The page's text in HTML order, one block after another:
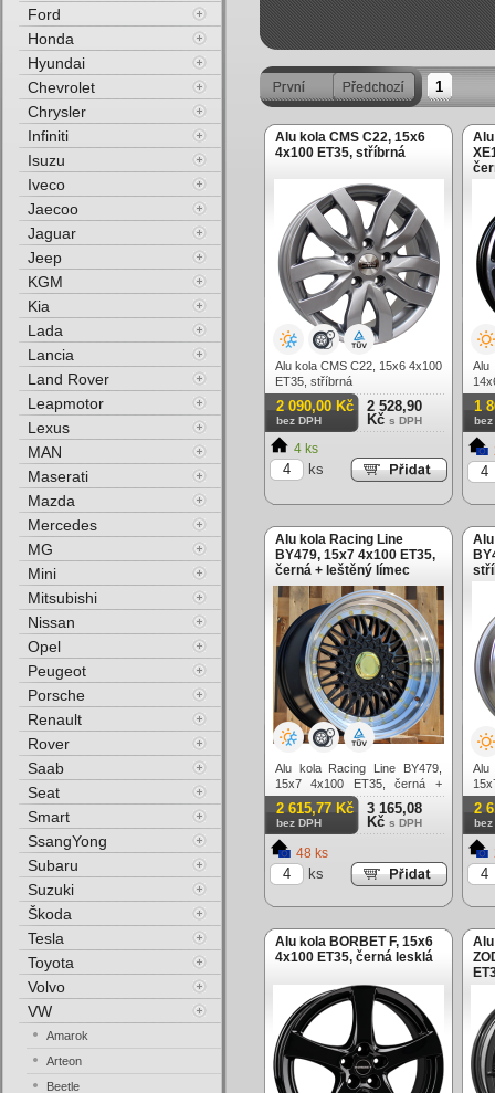
1
Alu kola CMS C22, 15x6
4x100 ET35, stříbrná
Alu kola CMS C22, 15x6 4x100
ET35, stříbrná
2 090,00 Kč
bez DPH
2 528,90
Kč s DPH
4 ks
ks
Alu
1
bez
Alu kola Racing Line
BY479, 15x7 4x100 ET35,
černá + leštěný límec
Alu kola Racing Line BY479,
15x7 4x100 ET35, černá +
leštěný límec
2 615,77 Kč
bez DPH
3 165,08
Kč s DPH
48 ks
ks
Alu
2
bez
Alu kola BORBET F, 15x6
4x100 ET35, černá lesklá
Alu
Ford
Honda
Hyundai
Chevrolet
Chrysler
Infiniti
Isuzu
Iveco
Jaecoo
Jaguar
Jeep
KGM
Kia
Lada
Lancia
Land Rover
Leapmotor
Lexus
MAN
Maserati
Mazda
Mercedes
MG
Mini
Mitsubishi
Nissan
Opel
Peugeot
Porsche
Renault
Rover
Saab
Seat
Smart
SsangYong
Subaru
Suzuki
Škoda
Tesla
Toyota
Volvo
VW
Amarok
Arteon
Beetle